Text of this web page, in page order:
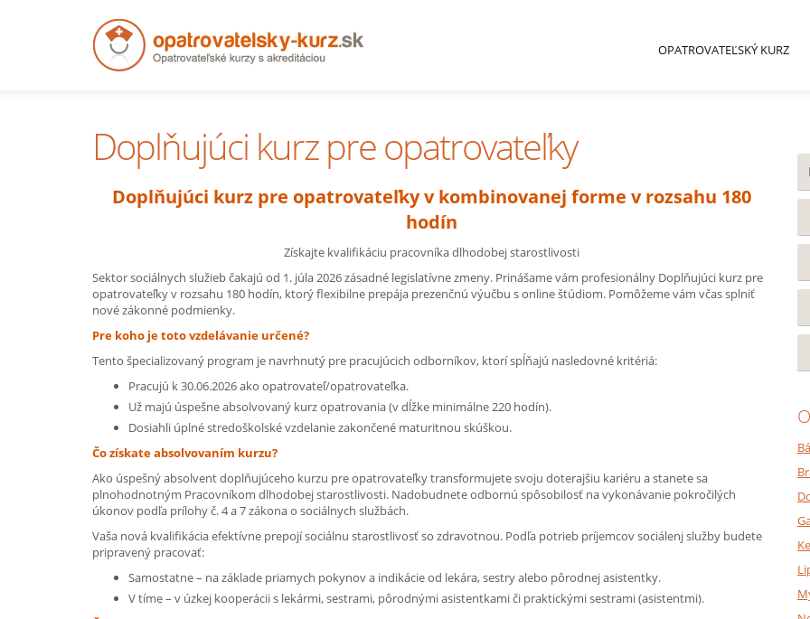
OPATROVATEĽSKÝ KURZ
Doplňujúci kurz pre opatrovateľky
Doplňujúci kurz pre opatrovateľky v kombinovanej forme v rozsahu 180
hodín
Získajte kvalifikáciu pracovníka dlhodobej starostlivosti
Sektor sociálnych služieb čakajú od 1. júla 2026 zásadné legislatívne zmeny. Prinášame vám profesionálny Doplňujúci kurz pre
opatrovateľky v rozsahu 180 hodín, ktorý flexibilne prepája prezenčnú výučbu s online štúdiom. Pomôžeme vám včas splniť
nové zákonné podmienky.
Pre koho je toto vzdelávanie určené?
Tento špecializovaný program je navrhnutý pre pracujúcich odborníkov, ktorí spĺňajú nasledovné kritériá:
Pracujú k 30.06.2026 ako opatrovateľ/opatrovateľka.
Už majú úspešne absolvovaný kurz opatrovania (v dĺžke minimálne 220 hodín).
Dosiahli úplné stredoškolské vzdelanie zakončené maturitnou skúškou.
Čo získate absolvovaním kurzu?
Ako úspešný absolvent doplňujúceho kurzu pre opatrovateľky transformujete svoju doterajšiu kariéru a stanete sa
plnohodnotným Pracovníkom dlhodobej starostlivosti. Nadobudnete odbornú spôsobilosť na vykonávanie pokročilých
úkonov podľa prílohy č. 4 a 7 zákona o sociálnych službách.
Vaša nová kvalifikácia efektívne prepojí sociálnu starostlivosť so zdravotnou. Podľa potrieb príjemcov sociálenj služby budete
pripravený pracovať:
Samostatne – na základe priamych pokynov a indikácie od lekára, sestry alebo pôrodnej asistentky.
V tíme – v úzkej kooperácii s lekármi, sestrami, pôrodnými asistentkami či praktickými sestrami (asistentmi).